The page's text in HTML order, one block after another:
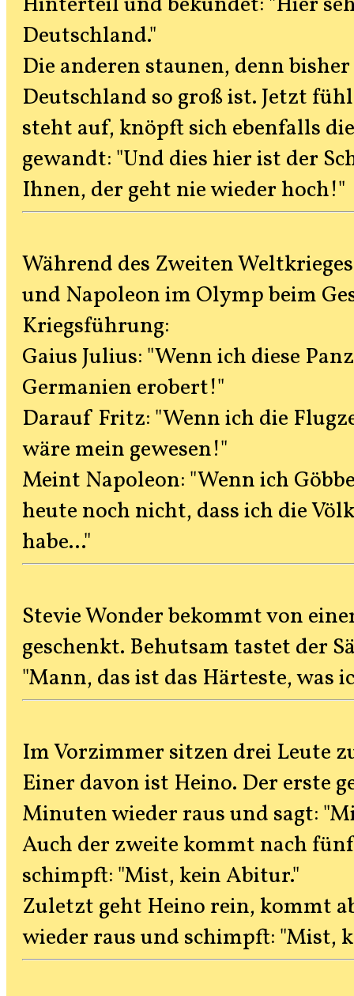
Deutschland."
Die anderen staunen, denn
Deutschland so groß ist. Jetzt
steht auf, knöpft sich ebenfalls
gewandt: "Und dies hier ist der
Ihnen, der geht nie wieder hoch!"
Während des Zweiten
und Napoleon im Olymp beim
Kriegsführung:
Gaius Julius: "Wenn ich diese
Germanien erobert!"
Darauf Fritz: "Wenn ich die
wäre mein gewesen!"
Meint Napoleon: "Wenn ich
heute noch nicht, dass ich die
habe..."
Stevie Wonder bekommt von
geschenkt. Behutsam tastet der
"Mann, das ist das Härteste, was
Im Vorzimmer sitzen drei Leute
Einer davon ist Heino. Der erste
Minuten wieder raus und sagt:
Auch der zweite kommt nach
schimpft: "Mist, kein Abitur."
Zuletzt geht Heino rein, kommt
wieder raus und schimpft: "Mist,